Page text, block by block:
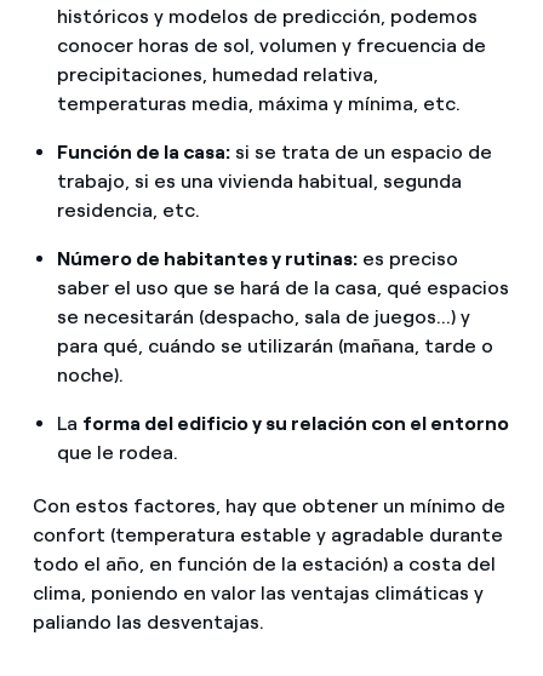
históricos y modelos de predicción, podemos
conocer horas de sol, volumen y frecuencia de
precipitaciones, humedad relativa,
temperaturas media, máxima y mínima, etc.
Función de la casa:si se trata de un espacio de
trabajo, si es una vivienda habitual, segunda
residencia, etc.
Número de habitantes y rutinas:es preciso
saber el uso que se hará de la casa, qué espacios
se necesitarán (despacho, sala de juegos...) y
para qué, cuándo se utilizarán (mañana, tarde o
noche).
La forma del edificio y su relación con el entorno
que le rodea.
Con estos factores, hay que obtener un mínimo de
confort (temperatura estable y agradable durante
todo el año, en función de la estación) a costa del
clima, poniendo en valor las ventajas climáticas y
paliando las desventajas.